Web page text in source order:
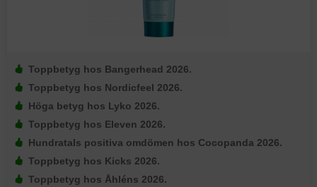
Toppbetyg hos Bangerhead 2026.
Toppbetyg hos Nordicfeel 2026.
Höga betyg hos Lyko 2026.
Toppbetyg hos Eleven 2026.
Hundratals positiva omdömen hos Cocopanda 2026.
Toppbetyg hos Kicks 2026.
Toppbetyg hos Åhléns 2026.